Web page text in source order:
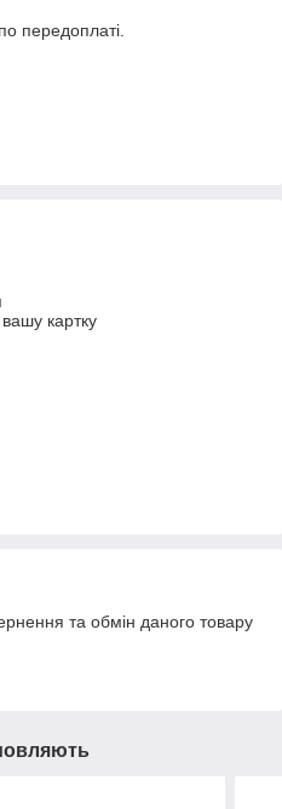
передоплаті.
картку
та обмін даного товару